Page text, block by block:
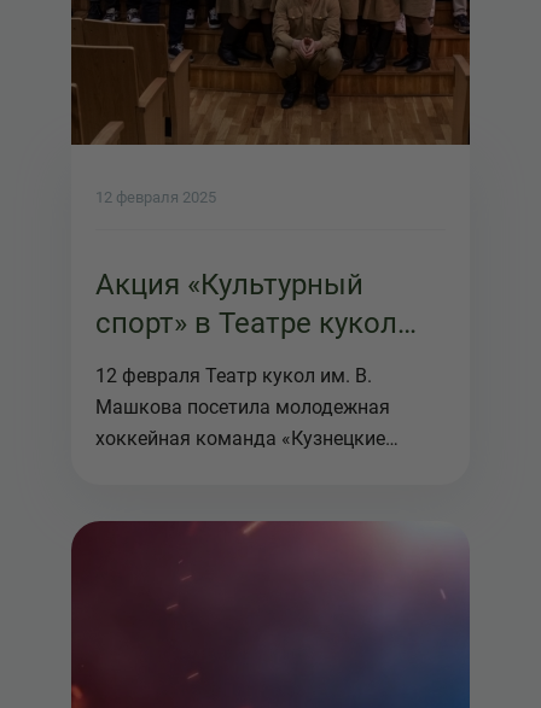
12 февраля 2025
Акция «Культурный
спорт» в Театре кукол
«Сказ» им. В. Машкова
12 февраля Театр кукол им. В.
Машкова посетила молодежная
хоккейная команда «Кузнецкие